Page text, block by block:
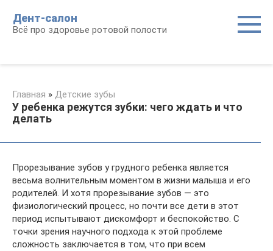
контенту
Дент-салон
Всё про здоровье ротовой полости
Главная » Детские зубы
У ребенка режутся зубки: чего ждать и что
делать
Прорезывание зубов у грудного ребенка является
весьма волнительным моментом в жизни малыша и его
родителей. И хотя прорезывание зубов — это
физиологический процесс, но почти все дети в этот
период испытывают дискомфорт и беспокойство. С
точки зрения научного подхода к этой проблеме
сложность заключается в том, что при всем